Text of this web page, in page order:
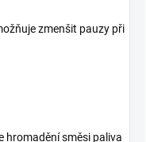
zmenšit pauzy při
hromadění směsi paliva